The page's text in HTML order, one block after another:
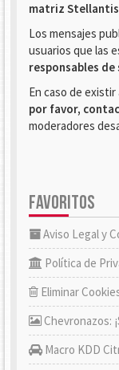
matriz Stellantis
Los mensajes
usuarios que las
responsables de
En caso de
por favor,
moderadores
FAVORITOS
Aviso Legal y
Política de
Eliminar
Chevronazos:
Macro KDD